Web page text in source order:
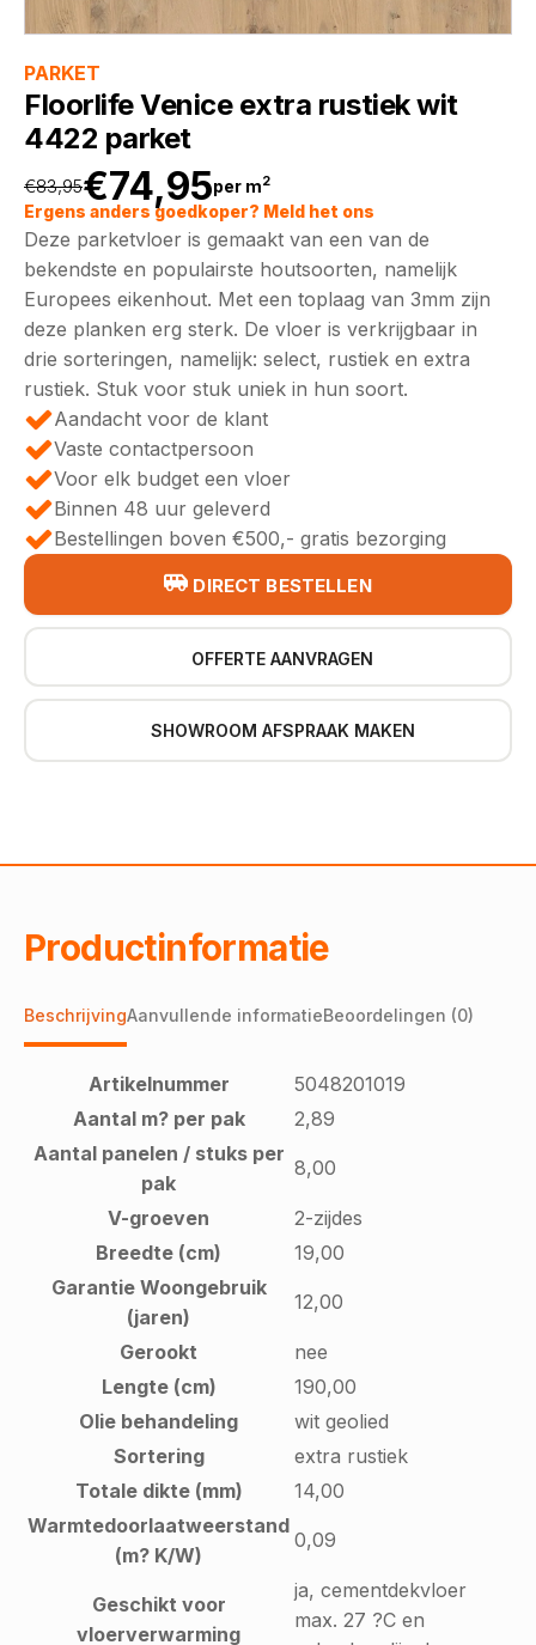
PARKET
Floorlife Venice extra rustiek wit
4422 parket
€83,95
Oorspronkelijke
prijs
was:
€83,95.
€74,95
Huidige
prijs
is:
€74,95.
per m2
Ergens anders goedkoper? Meld het ons
Deze parketvloer is gemaakt van een van de
bekendste en populairste houtsoorten, namelijk
Europees eikenhout. Met een toplaag van 3mm zijn
deze planken erg sterk. De vloer is verkrijgbaar in
drie sorteringen, namelijk: select, rustiek en extra
rustiek. Stuk voor stuk uniek in hun soort.
Aandacht voor de klant
Vaste contactpersoon
Voor elk budget een vloer
Binnen 48 uur geleverd
Bestellingen boven €500,- gratis bezorging
DIRECT BESTELLEN
OFFERTE AANVRAGEN
SHOWROOM AFSPRAAK MAKEN
Productinformatie
BeschrijvingAanvullende informatieBeoordelingen (0)
Artikelnummer
5048201019
Aantal m? per pak
2,89
Aantal panelen / stuks per
pak
8,00
V-groeven
2-zijdes
Breedte (cm)
19,00
Garantie Woongebruik
(jaren)
12,00
Gerookt
nee
Lengte (cm)
190,00
Olie behandeling
wit geolied
Sortering
extra rustiek
Totale dikte (mm)
14,00
Warmtedoorlaatweerstand
(m? K/W)
0,09
Geschikt voor
vloerverwarming
ja, cementdekvloer
max. 27 ?C en